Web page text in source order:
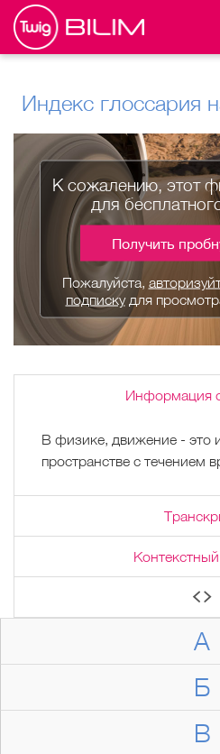
Индекс глоссария
А
Б
В
К сожалению, этот
для
Получить
Пожалуйста,
подпискудля
Информация
В физике, движение - это
пространстве с течением